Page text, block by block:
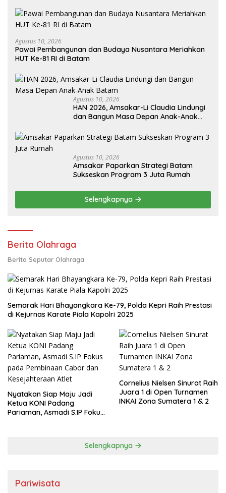
Agustus 10, 2026
Pawai Pembangunan dan Budaya Nusantara Meriahkan
HUT Ke-81 RI di Batam
Agustus 10, 2026
HAN 2026, Amsakar-Li Claudia Lindungi
dan Bangun Masa Depan Anak-Anak
Agustus 10, 2026
Amsakar Paparkan Strategi Batam
Sukseskan Program 3 Juta Rumah
Selengkapnya
Berita Olahraga
Berita Seputar Olahraga
Semarak Hari Bhayangkara Ke-79, Polda Kepri Raih Prestasi
di Kejurnas Karate Piala Kapolri 2025
Nyatakan Siap Maju Jadi
Ketua KONI Padang
Pariaman, Asmadi S.IP Fokus
Cornelius Nielsen Sinurat Raih
Juara 1 di Open Turnamen
INKAI Zona Sumatera 1 & 2
Selengkapnya
Pariwisata